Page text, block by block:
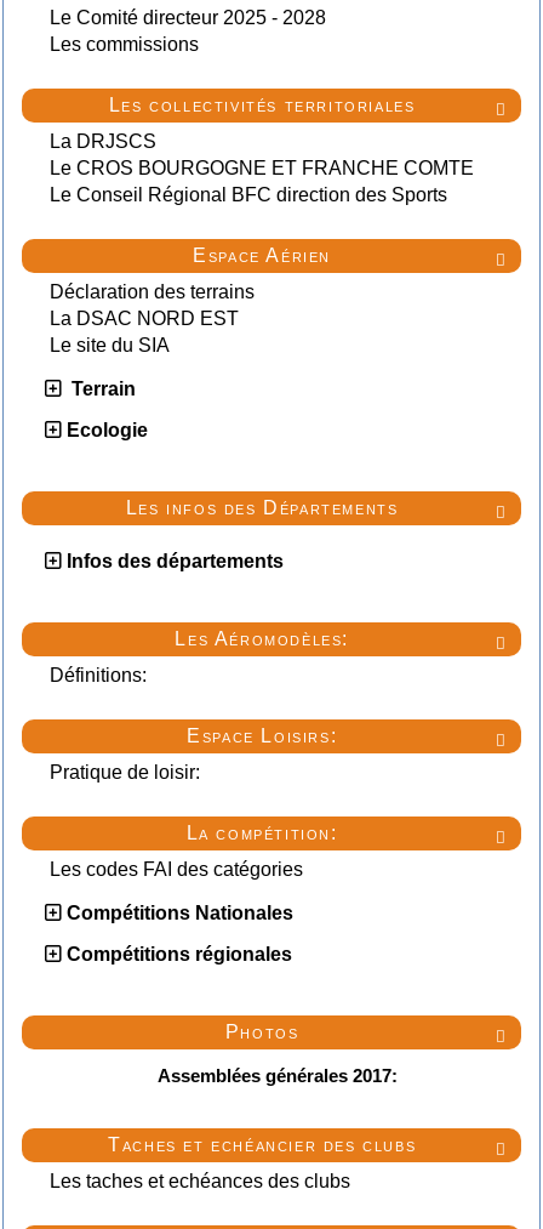
Le Comité directeur 2025 - 2028
Les commissions

Les collectivités territoriales
La DRJSCS
Le CROS BOURGOGNE ET FRANCHE COMTE
Le Conseil Régional BFC direction des Sports

Espace Aérien
Déclaration des terrains
La DSAC NORD EST
Le site du SIA
Terrain
Ecologie

Les infos des Départements
Infos des départements

Les Aéromodèles:
Définitions:

Espace Loisirs:
Pratique de loisir:

La compétition:
Les codes FAI des catégories
Compétitions Nationales
Compétitions régionales

Photos
Assemblées générales 2017:

Taches et echéancier des clubs
Les taches et echéances des clubs